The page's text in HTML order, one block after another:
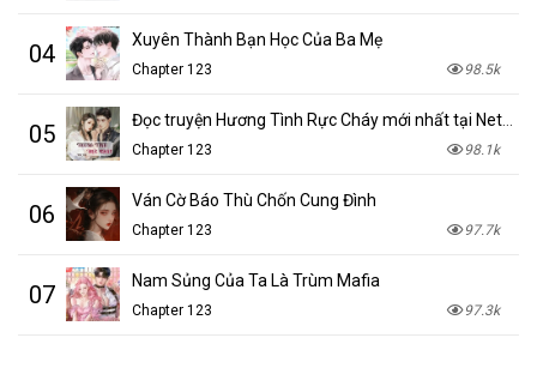
04 Xuyên Thành Bạn Học Của Ba Mẹ
Chapter 123 98.5k
05 Đọc truyện Hương Tình Rực Cháy mới nhất tại NetTruyen
Chapter 123 98.1k
06 Ván Cờ Báo Thù Chốn Cung Đình
Chapter 123 97.7k
07 Nam Sủng Của Ta Là Trùm Mafia
Chapter 123 97.3k